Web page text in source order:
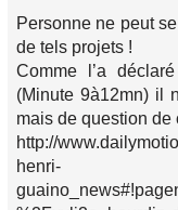
Personne ne peut
de tels projets !
Comme l’a
(Minute 9à12mn) il
mais de question de
http://
henri-